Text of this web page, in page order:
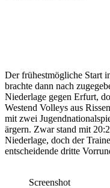
Der frühestmögliche Start
brachte dann nach
Niederlage gegen Erfurt,
Westend Volleys aus
mit zwei
ärgern. Zwar stand mit
Niederlage, doch der
entscheidende dritte
Screenshot